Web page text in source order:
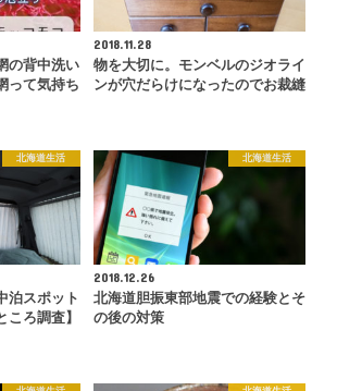
の背中洗い
って気持ち
2018.11.28
物を大切に。モンベルのジオライ
ンが穴だらけになったのでお裁縫
北海道生活
泊スポット
ころ調査】
北海道生活
2018.12.26
北海道胆振東部地震での経験とそ
の後の対策